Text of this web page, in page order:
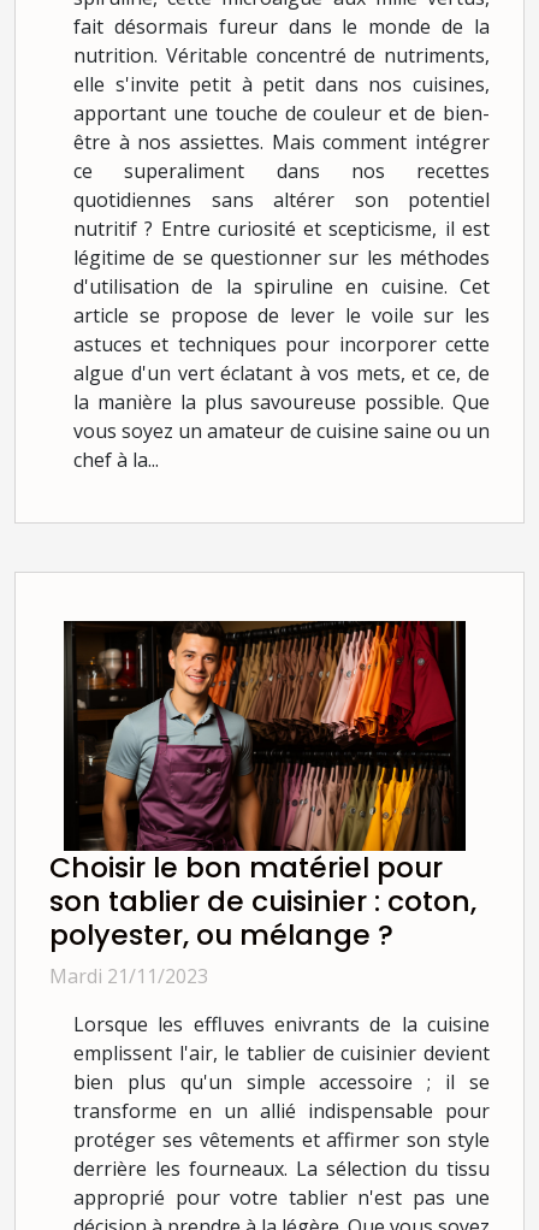
fait désormais fureur dans le monde de la
nutrition. Véritable concentré de nutriments,
elle s'invite petit à petit dans nos cuisines,
apportant une touche de couleur et de bien-
être à nos assiettes. Mais comment intégrer
ce superaliment dans nos recettes
quotidiennes sans altérer son potentiel
nutritif ? Entre curiosité et scepticisme, il est
légitime de se questionner sur les méthodes
d'utilisation de la spiruline en cuisine. Cet
article se propose de lever le voile sur les
astuces et techniques pour incorporer cette
algue d'un vert éclatant à vos mets, et ce, de
la manière la plus savoureuse possible. Que
vous soyez un amateur de cuisine saine ou un
chef à la...
Choisir le bon matériel pour
son tablier de cuisinier : coton,
polyester, ou mélange ?
Mardi 21/11/2023
Lorsque les effluves enivrants de la cuisine
emplissent l'air, le tablier de cuisinier devient
bien plus qu'un simple accessoire ; il se
transforme en un allié indispensable pour
protéger ses vêtements et affirmer son style
derrière les fourneaux. La sélection du tissu
approprié pour votre tablier n'est pas une